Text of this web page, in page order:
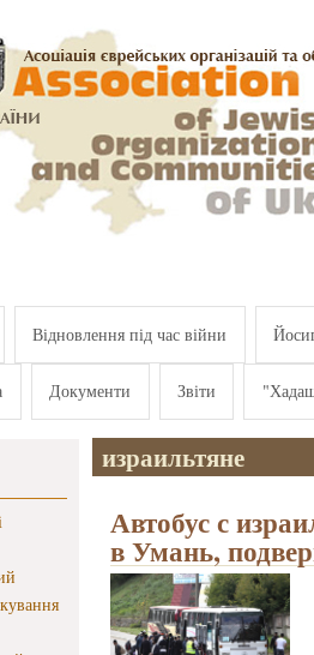
Відновлення під час війни
Документи Звіти
израильтяне
Автобус с
в Умань,